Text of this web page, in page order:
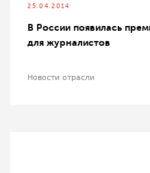
25.04.2014
В России появилась
для журналистов
Новости отрасли